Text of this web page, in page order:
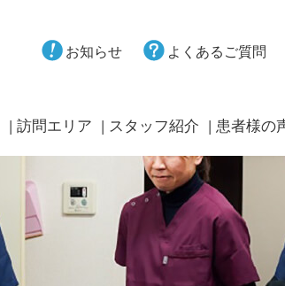
お知らせ よくあるご質問
訪問エリア スタッフ紹介 患者様の